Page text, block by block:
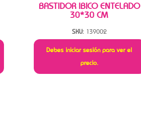
BASTIDOR IBICO ENTELADO
30*30 CM
SKU: 139002
Debes iniciar sesión para ver el
precio.